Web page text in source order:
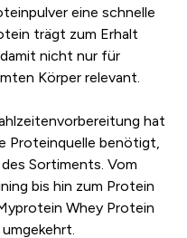
eine schnelle
trägt zum Erhalt
nicht nur für
Körper relevant.
hat
Proteinquelle benötigt,
Sortiments. Vom
bis hin zum Protein
Whey Protein